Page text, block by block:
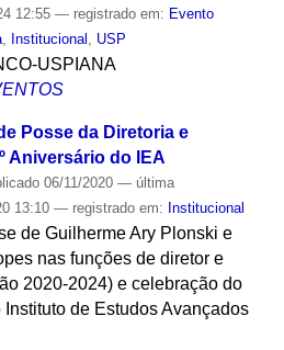
12:55 — registrado em: Evento
, Institucional , USP
USPIANA
Posse da Diretoria e
Aniversário do IEA
06/11/2020 — última
13:10 — registrado em: Institucional
de Guilherme Ary Plonski e
nas funções de diretor e
2020-2024) e celebração do
Instituto de Estudos Avançados